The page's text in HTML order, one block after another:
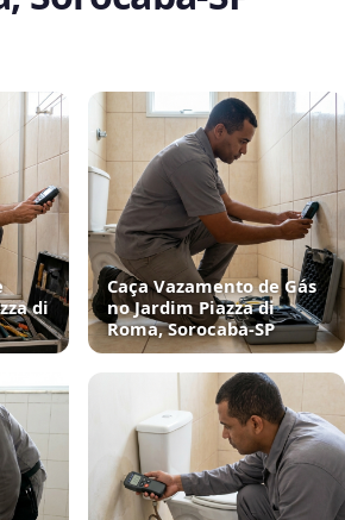
di
Caça Vazamento de Gás
no Jardim Piazza di
Roma, Sorocaba‑SP